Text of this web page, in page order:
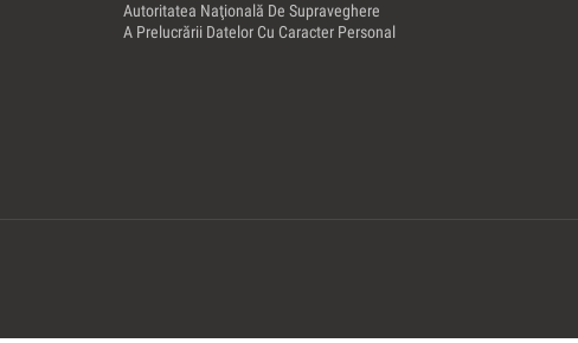
Autoritatea Naţională De Supraveghere
A Prelucrării Datelor Cu Caracter Personal